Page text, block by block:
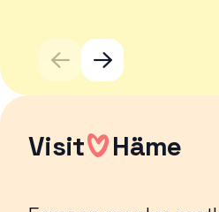
Visit Häme